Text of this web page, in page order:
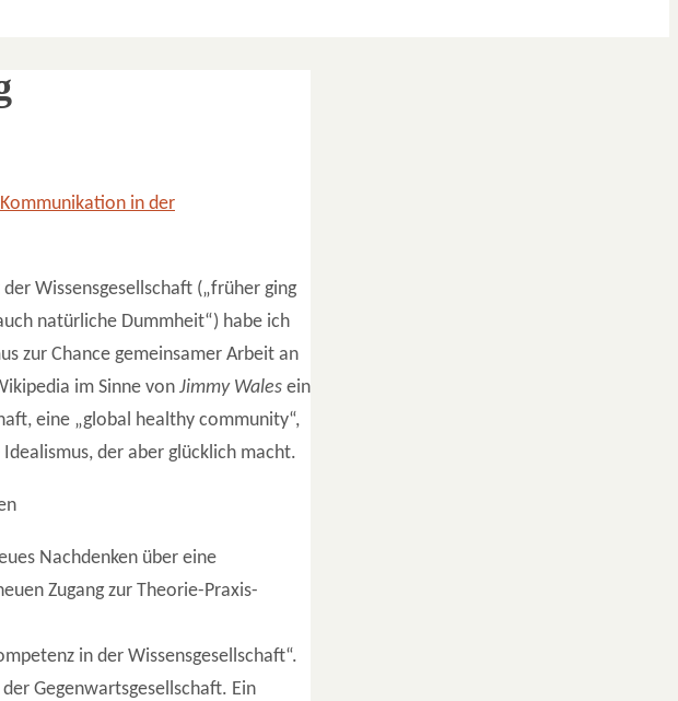
in der
Wissensgesellschaft („früher ging
natürliche Dummheit“) habe ich
zur Chance gemeinsamer Arbeit an
im Sinne von Jimmy Wales ein
eine „global healthy community“,
der aber glücklich macht.
Nachdenken über eine
Zugang zur Theorie-Praxis-
in der Wissensgesellschaft“.
Gegenwartsgesellschaft. Ein